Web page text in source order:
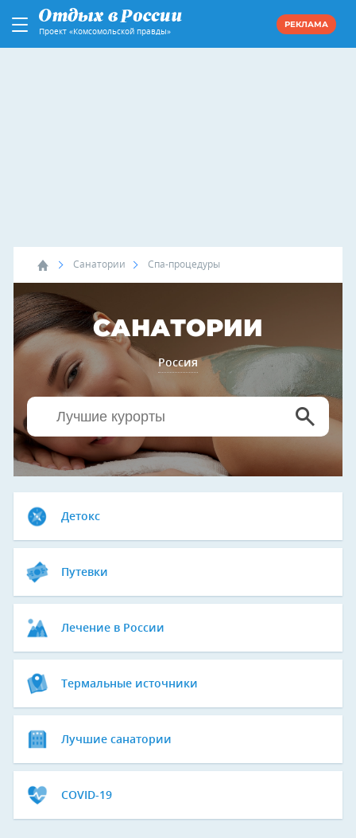
Проект «Комсомольской правды»
РЕКЛАМА
Санатории Спа-процедуры
САНАТОРИИ
Россия
Детокс
Путевки
Лечение в России
Термальные источники
Лучшие санатории
COVID-19